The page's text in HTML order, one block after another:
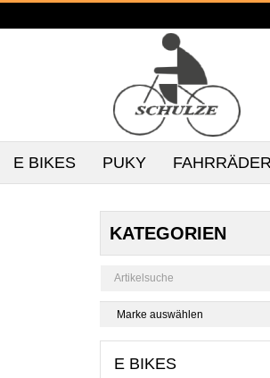
E BIKES PUKY FAHRRÄDER
KATEGORIEN
E BIKES